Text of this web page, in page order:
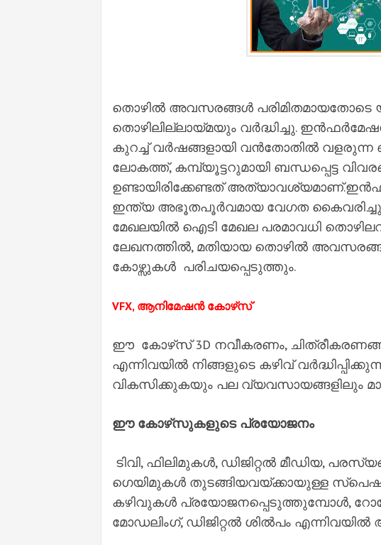
തൊഴിൽ അവസരങ്ങൾ പരിമിതമായതോടെ
തൊഴിലില്ലായ്മയും വർദ്ധിച്ചു.
കുറച്ച് വർഷങ്ങളായി വൻതോതിൽ വളരുന്ന
ലോകത്ത്, കമ്പ്യൂട്ടറുമായി ബന്ധപ്പെട്ട
ഉണ്ടായിരിക്കേണ്ടത്
ഇന്ത്യ അഭൂതപൂർവമായ വേഗത
മേഖലയിൽ ഐടി മേഖല പരമാവധി
ലേഖനത്തിൽ, മതിയായ തൊഴിൽ
കോഴ്സുകൾ പരിചയപ്പെടുത്തും.
VFX, ആനിമേഷൻ കോഴ്‌സ്
ഈ കോഴ്‌സ് 3D നവീകരണം,
എന്നിവയിൽ നിങ്ങളുടെ കഴിവ്
വികസിക്കുകയും പല വ്യവസായങ്ങളിലും
ഈ കോഴ്‌സുകളുടെ പ്രയോജനം
ടിവി, ഫിലിമുകൾ, ഡിജിറ്റൽ മീഡിയ,
ഗെയിമുകൾ തുടങ്ങിയവയ്‌ക്കായുള്ള
കഴിവുകൾ പ്രയോജനപ്പെടുത്തുമ്പോൾ,
മോഡലിംഗ്, ഡിജിറ്റൽ ശിൽപം